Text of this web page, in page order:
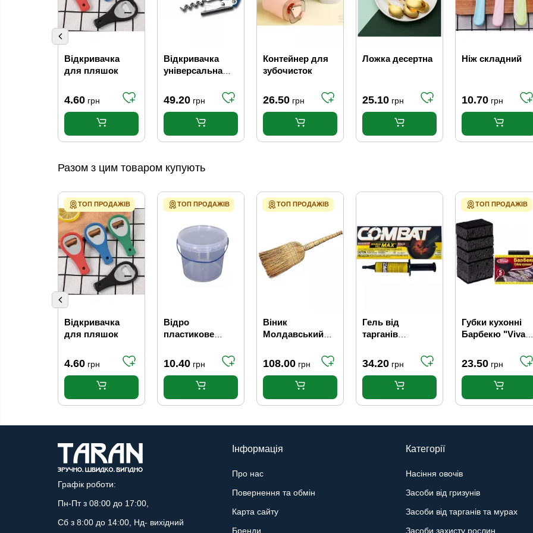
Відкривачка
для пляшок
4.60 грн
Відкривачка
універсальна
багатофункціона
льна
49.20 грн
Контейнер для
зубочисток
26.50 грн
Ложка десертна
25.10 грн
Ніж складний
10.70 грн
Разом з цим товаром купують
ТОП ПРОДАЖІВ
Відкривачка
для пляшок
4.60 грн
ТОП ПРОДАЖІВ
Відро
пластикове
10.40 грн
ТОП ПРОДАЖІВ
Віник
Молдавський
108.00 грн
Гель від
тарганів
34.20 грн
ТОП ПРОДАЖІВ
Губки кухонні
Барбекю "Vivat",
23.50 грн
Графік роботи:
Пн-Пт з 08:00 до 17:00,
Сб з 8:00 до 14:00, Нд- вихідний
Інформація
Про нас
Повернення та обмін
Карта сайту
Бренди
Категорії
Насіння овочів
Засоби від гризунів
Засоби від тарганів та мурах
Засоби захисту рослин